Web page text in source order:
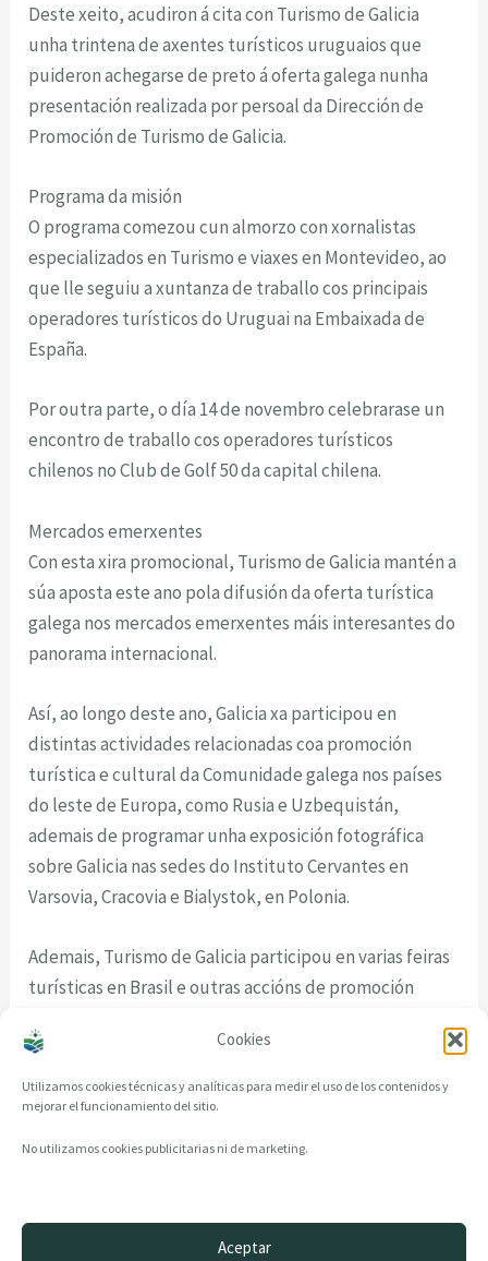
Cookies
Utilizamos cookies técnicas y analíticas para medir el uso de los contenidos y
mejorar el funcionamiento del sitio.
No utilizamos cookies publicitarias ni de marketing.
Aceptar
Deste xeito, acudiron á cita con Turismo de Galicia
unha trintena de axentes turísticos uruguaios que
puideron achegarse de preto á oferta galega nunha
presentación realizada por persoal da Dirección de
Promoción de Turismo de Galicia.
Programa da misión
O programa comezou cun almorzo con xornalistas
especializados en Turismo e viaxes en Montevideo, ao
que lle seguiu a xuntanza de traballo cos principais
operadores turísticos do Uruguai na Embaixada de
España.
Por outra parte, o día 14 de novembro celebrarase un
encontro de traballo cos operadores turísticos
chilenos no Club de Golf 50 da capital chilena.
Mercados emerxentes
Con esta xira promocional, Turismo de Galicia mantén a
súa aposta este ano pola difusión da oferta turística
galega nos mercados emerxentes máis interesantes do
panorama internacional.
Así, ao longo deste ano, Galicia xa participou en
distintas actividades relacionadas coa promoción
turística e cultural da Comunidade galega nos países
do leste de Europa, como Rusia e Uzbequistán,
ademais de programar unha exposición fotográfica
sobre Galicia nas sedes do Instituto Cervantes en
Varsovia, Cracovia e Bialystok, en Polonia.
Ademais, Turismo de Galicia participou en varias feiras
turísticas en Brasil e outras accións de promoción
en Brasil e Turespaña.